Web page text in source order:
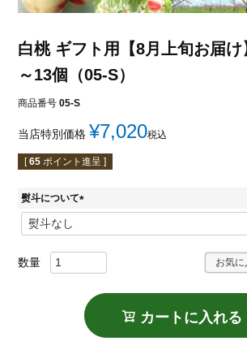
白桃 ギフト用【8月上旬お届
～13個（05-S）
商品番号 05-S
当店特別価格 ¥7,020税込
[ 65 ポイント進呈 ]
熨斗について
(
お気
カートに入れる